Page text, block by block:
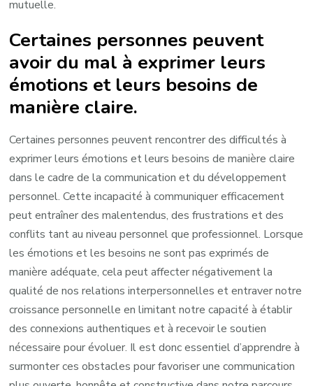
mutuelle.
Certaines personnes peuvent
avoir du mal à exprimer leurs
émotions et leurs besoins de
manière claire.
Certaines personnes peuvent rencontrer des difficultés à
exprimer leurs émotions et leurs besoins de manière claire
dans le cadre de la communication et du développement
personnel. Cette incapacité à communiquer efficacement
peut entraîner des malentendus, des frustrations et des
conflits tant au niveau personnel que professionnel. Lorsque
les émotions et les besoins ne sont pas exprimés de
manière adéquate, cela peut affecter négativement la
qualité de nos relations interpersonnelles et entraver notre
croissance personnelle en limitant notre capacité à établir
des connexions authentiques et à recevoir le soutien
nécessaire pour évoluer. Il est donc essentiel d’apprendre à
surmonter ces obstacles pour favoriser une communication